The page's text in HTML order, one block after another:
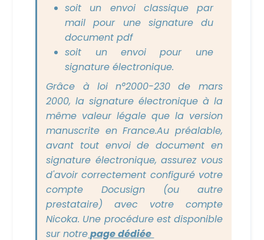
soit un envoi classique par
mail pour une signature du
document pdf
soit un envoi pour une
signature électronique.
Grâce à loi n°2000-230 de mars
2000, la signature électronique à la
même valeur légale que la version
manuscrite en France.Au préalable,
avant tout envoi de document en
signature électronique, assurez vous
d'avoir correctement configuré votre
compte Docusign (ou autre
prestataire) avec votre compte
Nicoka. Une procédure est disponible
sur notrepage dédiée